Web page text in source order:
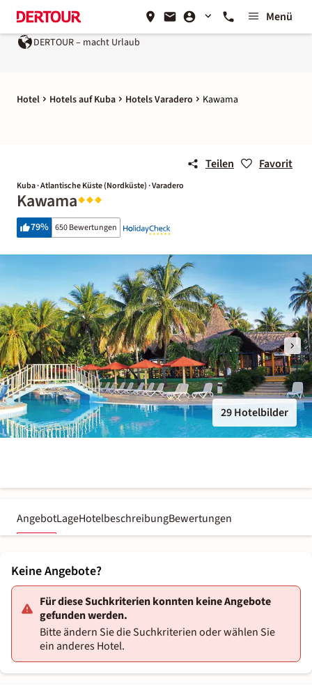
Menü
DERTOUR – macht Urlaub
Hotel Hotels auf Kuba Hotels Varadero Kawama
Teilen Favorit
Kuba · Atlantische Küste (Nordküste) · Varadero
Kawama
79% 650 Bewertungen
29 Hotelbilder
AngebotLageHotelbeschreibungBewertungen
Keine Angebote?
Für diese Suchkriterien konnten keine Angebote
gefunden werden.
Bitte ändern Sie die Suchkriterien oder wählen Sie
ein anderes Hotel.